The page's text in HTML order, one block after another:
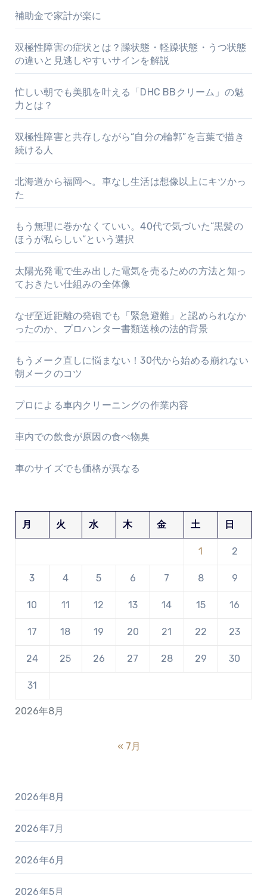
補助金で家計が楽に
双極性障害の症状とは？躁状態・軽躁状態・うつ状態
の違いと見逃しやすいサインを解説
忙しい朝でも美肌を叶える「DHC BBクリーム」の魅
力とは？
双極性障害と共存しながら“自分の輪郭”を言葉で描き
続ける人
北海道から福岡へ。車なし生活は想像以上にキツかっ
た
もう無理に巻かなくていい。40代で気づいた“黒髪の
ほうが私らしい”という選択
太陽光発電で生み出した電気を売るための方法と知っ
ておきたい仕組みの全体像
なぜ至近距離の発砲でも「緊急避難」と認められなか
ったのか、プロハンター書類送検の法的背景
もうメーク直しに悩まない！30代から始める崩れない
朝メークのコツ
プロによる車内クリーニングの作業内容
車内での飲食が原因の食べ物臭
車のサイズでも価格が異なる
2026年8月
月 火 水 木 金 土 日
1 2
3 4 5 6 7 8 9
10 11 12 13 14 15 16
17 18 19 20 21 22 23
24 25 26 27 28 29 30
31
« 7月
2026年8月
2026年7月
2026年6月
2026年5月